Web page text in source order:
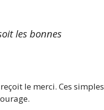
les bonnes
le merci. Ces simples